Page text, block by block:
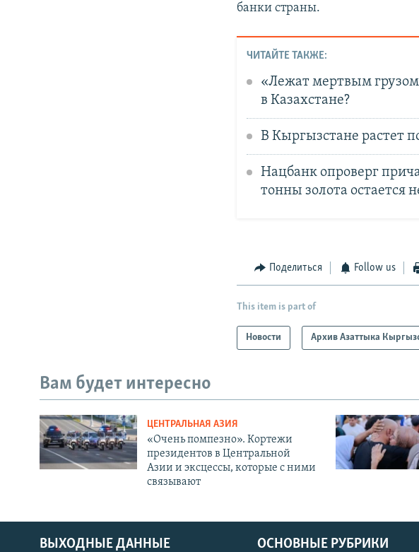
банки страны.
ЧИТАЙТЕ ТАКЖЕ:
«Лежат мертвым
в Казахстане?
В Кыргызстане растет
Нацбанк опроверг
тонны золота остается
Поделиться Follow us
This item is part of
Новости Архив Азаттыка
Вам будет интересно
ЦЕНТРАЛЬНАЯ АЗИЯ
«Очень помпезно». Кортежи
президентов в Центральной
Азии и эксцессы, которые с ними
связывают
ВЫХОДНЫЕ ДАННЫЕ ОСНОВНЫЕ РУБРИКИ